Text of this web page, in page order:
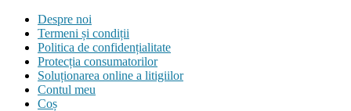
Skip
content
Despre noi
Termeni și condiții
Politica de confidențialitate
Protecția consumatorilor
Soluționarea online a litigiilor
Contul meu
Coș